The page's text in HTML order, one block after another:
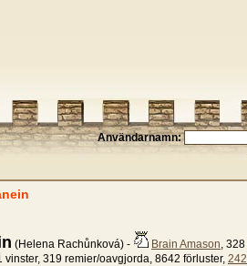
Användarnamn:
(Helena Rachůnková) - Brain Amason, 328
vinster, 319 remier/oavgjorda, 8642 förluster, 242